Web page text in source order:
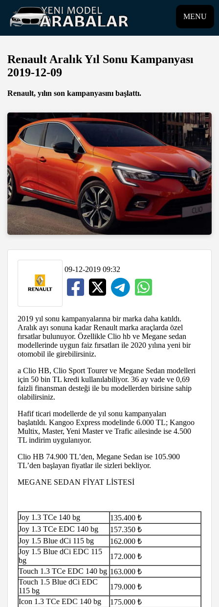
MENU
Renault Aralık Yıl Sonu Kampanyası
2019-12-09
Renault, yılın son kampanyasını başlattı.
09-12-2019 09:32
2019 yıl sonu kampanyalarına bir marka daha katıldı.
Aralık ayı sonuna kadar Renault marka araçlarda özel
fırsatlar bulunuyor. Özellikle Clio hb ve Megane sedan
modellerinde uygun faiz fırsatları ile 2020 yılına yeni bir
otomobil ile girebilirsiniz.
a Clio HB, Clio Sport Tourer ve Megane Sedan modelleri
için 50 bin TL kredi kullanılabiliyor. 36 ay vade ve 0,69
faizli finansman desteği ile bu modellerden birisine sahip
olabilirsiniz.
Hafif ticari modellerde de yıl sonu kampanyaları
başlatıldı. Kangoo Express modelinde 6.000 TL; Kangoo
Multix, Master, Yeni Master ve Trafic ailesinde ise 4.500
TL indirim uygulanıyor.
Clio HB 74.900 TL’den, Megane Sedan ise 105.900
TL’den başlayan fiyatlar ile sizleri bekliyor.
MEGANE SEDAN FİYAT LİSTESİ
Joy 1.3 TCe 140 bg
135.400 ₺
Joy 1.3 TCe EDC 140 bg
157.350 ₺
Joy 1.5 Blue dCi 115 bg
162.000 ₺
Joy 1.5 Blue dCi EDC 115
bg
172.000 ₺
Touch 1.3 TCe EDC 140 bg 163.000 ₺
Touch 1.5 Blue dCi EDC
115 bg
179.000 ₺
Icon 1.3 TCe EDC 140 bg
175.000 ₺